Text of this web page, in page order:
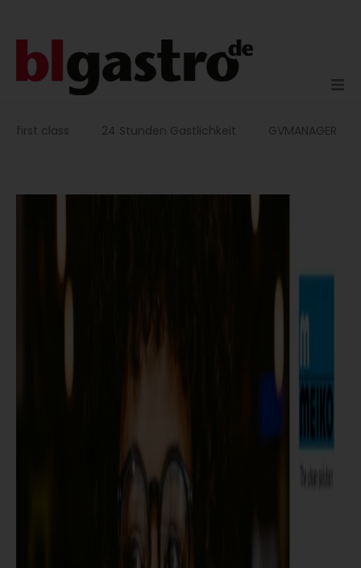
first class 24 Stunden Gastlichkeit GVMANAGER